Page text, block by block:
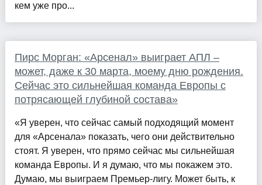
кем уже про...
Пирс Морган: «Арсенал» выиграет АПЛ –
может, даже к 30 марта, моему дню рождения.
Сейчас это сильнейшая команда Европы с
потрясающей глубиной состава»
«Я уверен, что сейчас самый подходящий момент
для «Арсенала» показать, чего они действительно
стоят. Я уверен, что прямо сейчас мы сильнейшая
команда Европы. И я думаю, что мы покажем это.
Думаю, мы выиграем Премьер-лигу. Может быть, к